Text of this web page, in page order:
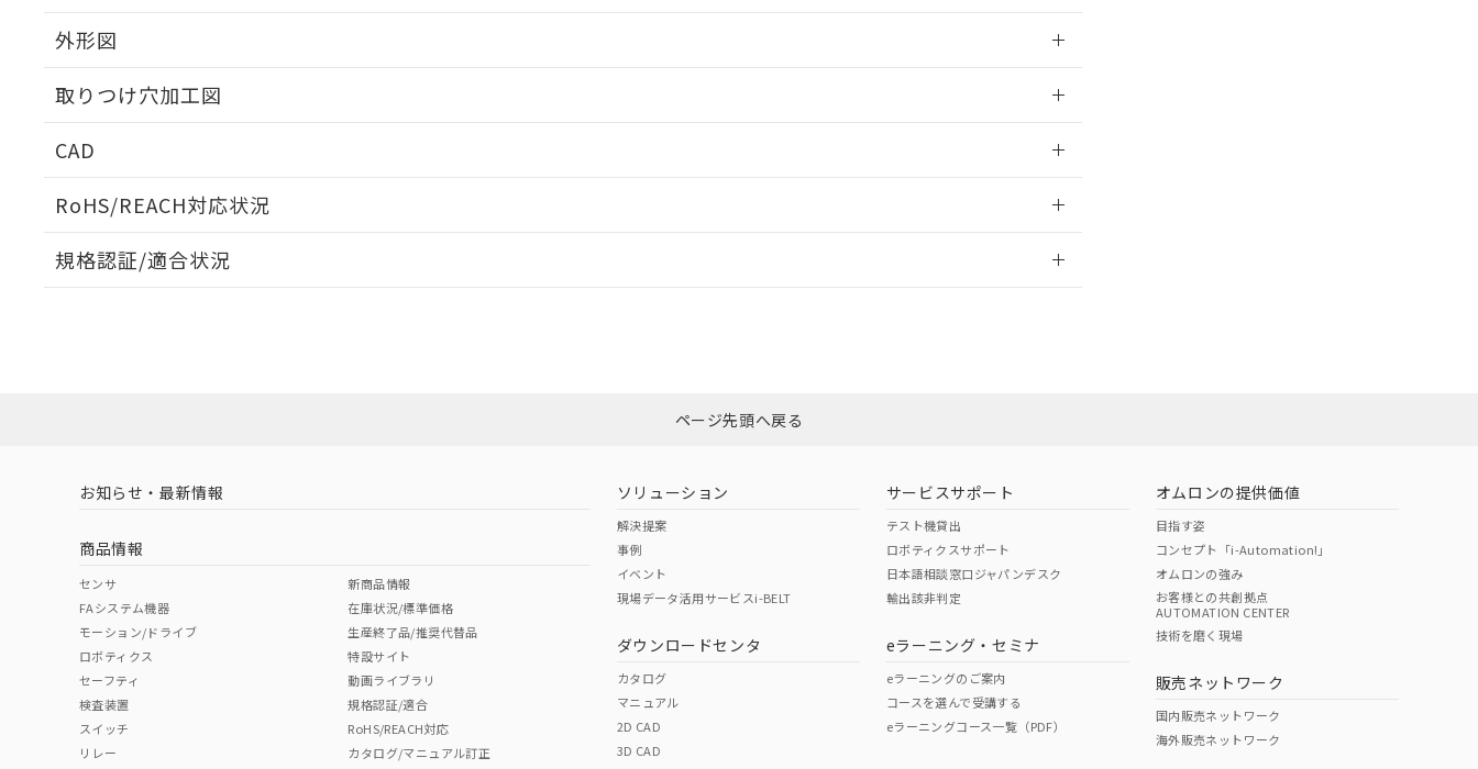
外形図
取りつけ穴加工図
CAD
RoHS/REACH対応状況
EU RoHS 注意事項・凡例
ダウンロードはこちら
中国 RoHS 注意事項・凡例
中国 RoHS表
Pb Hg Cr(VI)
O O
規格認証/適合状況
ページ先頭へ戻る
お知らせ・最新情報
商品情報
センサ
FAシステム機器
モーション/ドライブ
ロボティクス
セーフティ
検査装置
スイッチ
リレー
新商品情報
在庫状況/標準価格
生産終了品/推奨代替品
特設サイト
動画ライブラリ
規格認証/適合
RoHS/REACH対応
カタログ/マニュアル訂正
ソリューション
解決提案
事例
イベント
現場データ活用サービスi-BELT
ダウンロードセンタ
カタログ
マニュアル
2D CAD
3D CAD
サービスサポート
テスト機貸出
ロボティクスサポート
日本語相談窓口ジャパンデスク
輸出該非判定
eラーニング・セミナ
eラーニングのご案内
コースを選んで受講する
eラーニングコース一覧（PDF）
オムロンの提供価値
目指す姿
コンセプト「i-Automation!」
オムロンの強み
お客様との共創拠点
AUTOMATION CENTER
技術を磨く現場
販売ネットワーク
国内販売ネットワーク
海外販売ネットワーク